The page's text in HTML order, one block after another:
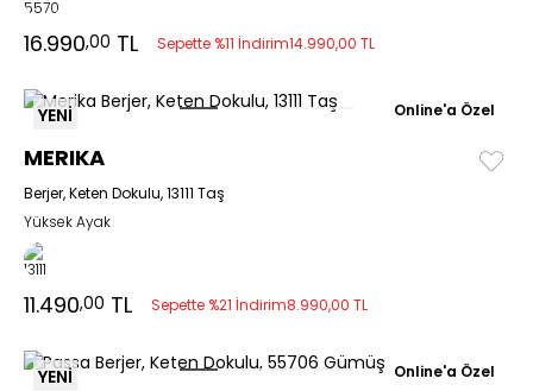
16.990,00 TL Sepette %11 İndirim14.990,00 TL
YENİ Online'a Özel
MERIKA
Berjer, Keten Dokulu, 13111 Taş
Yüksek Ayak
11.490,00 TL Sepette %21 İndirim8.990,00 TL
YENİ Online'a Özel